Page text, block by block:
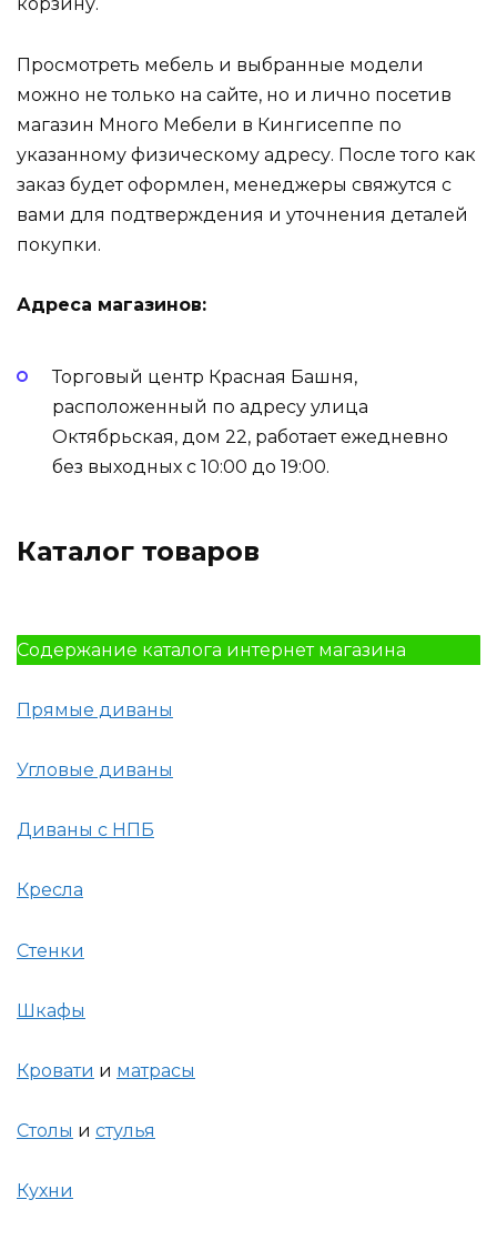
корзину.
Просмотреть мебель и выбранные модели
можно не только на сайте, но и лично посетив
магазин Много Мебели в Кингисеппе по
указанному физическому адресу. После того как
заказ будет оформлен, менеджеры свяжутся с
вами для подтверждения и уточнения деталей
покупки.
Адреса магазинов:
Торговый центр Красная Башня,
расположенный по адресу улица
Октябрьская, дом 22, работает ежедневно
без выходных с 10:00 до 19:00.
Каталог товаров
Содержание каталога интернет магазина
Прямые диваны
Угловые диваны
Диваны с НПБ
Кресла
Стенки
Шкафы
Кровати и матрасы
Столы и стулья
Кухни